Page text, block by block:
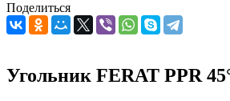
Поделиться
Угольник FERAT PPR